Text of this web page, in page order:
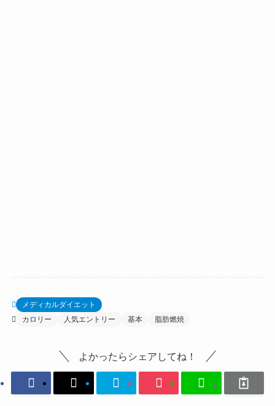
メディカルダイエット
カロリー
人気エントリー 基本 脂肪燃焼
よかったらシェアしてね！